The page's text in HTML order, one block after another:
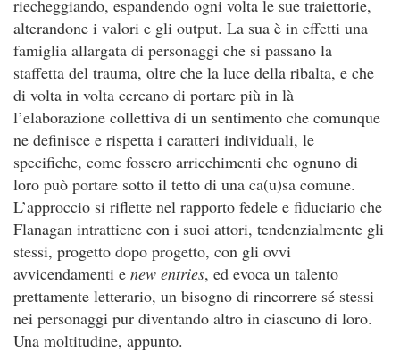
riecheggiando, espandendo ogni volta le sue traiettorie,
alterandone i valori e gli output. La sua è in effetti una
famiglia allargata di personaggi che si passano la
staffetta del trauma, oltre che la luce della ribalta, e che
di volta in volta cercano di portare più in là
l’elaborazione collettiva di un sentimento che comunque
ne definisce e rispetta i caratteri individuali, le
specifiche, come fossero arricchimenti che ognuno di
loro può portare sotto il tetto di una ca(u)sa comune.
L’approccio si riflette nel rapporto fedele e fiduciario che
Flanagan intrattiene con i suoi attori, tendenzialmente gli
stessi, progetto dopo progetto, con gli ovvi
avvicendamenti e new entries, ed evoca un talento
prettamente letterario, un bisogno di rincorrere sé stessi
nei personaggi pur diventando altro in ciascuno di loro.
Una moltitudine, appunto.